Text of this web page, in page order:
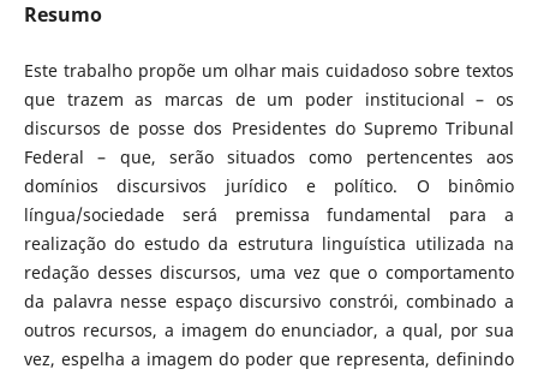
Resumo
Este trabalho propõe um olhar mais cuidadoso sobre textos
que trazem as marcas de um poder institucional – os
discursos de posse dos Presidentes do Supremo Tribunal
Federal – que, serão situados como pertencentes aos
domínios discursivos jurídico e político. O binômio
língua/sociedade será premissa fundamental para a
realização do estudo da estrutura linguística utilizada na
redação desses discursos, uma vez que o comportamento
da palavra nesse espaço discursivo constrói, combinado a
outros recursos, a imagem do enunciador, a qual, por sua
vez, espelha a imagem do poder que representa, definindo